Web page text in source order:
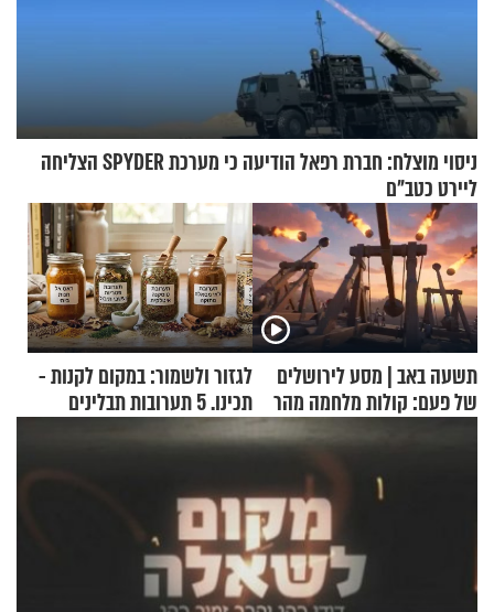
ניסוי מוצלח: חברת רפאל הודיעה כי מערכת SPYDER הצליחה
ליירט כטב"ם
תשעה באב | מסע לירושלים
של פעם: קולות מלחמה מהר
לגזור ולשמור: במקום לקנות -
תכינו. 5 תערובות תבלינים
שמתאימות להכל